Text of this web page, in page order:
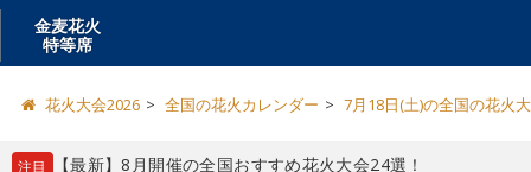
金麦花火
特等席
花火大会2026 全国の花火カレンダー 7月18日(土)の全国の花火
注目 【最新】8月開催の全国おすすめ花火大会24選！